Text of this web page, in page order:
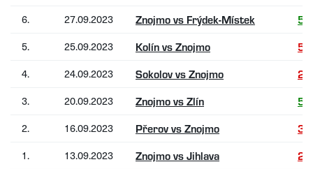
6. 27.09.2023 Znojmo vs Frýdek-Místek 5:3
5. 25.09.2023 Kolín vs Znojmo 5:0
4. 24.09.2023 Sokolov vs Znojmo 2:0
3. 20.09.2023 Znojmo vs Zlín 5:1
2. 16.09.2023 Přerov vs Znojmo 3:2
1. 13.09.2023 Znojmo vs Jihlava 2:3